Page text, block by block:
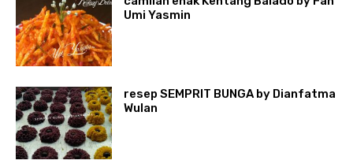
Umi Yasmin
resep SEMPRIT BUNGA by Dianfatma
Wulan